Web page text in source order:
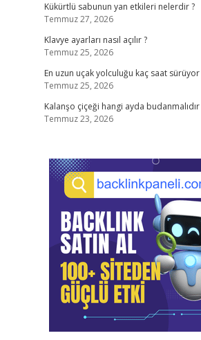
Kükürtlü sabunun yan etkileri nelerdir ?
Temmuz 27, 2026
Klavye ayarları nasıl açılır ?
Temmuz 25, 2026
En uzun uçak yolculuğu kaç saat sürüyor
Temmuz 25, 2026
Kalanşo çiçeği hangi ayda budanmalıdır
Temmuz 23, 2026